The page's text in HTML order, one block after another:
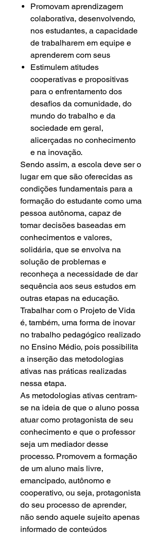
Promovam aprendizagem
colaborativa, desenvolvendo,
nos estudantes, a capacidade
de trabalharem em equipe e
aprenderem com seus
Estimulem atitudes
cooperativas e propositivas
para o enfrentamento dos
desafios da comunidade, do
mundo do trabalho e da
sociedade em geral,
alicerçadas no conhecimento
e na inovação.
Sendo assim, a escola deve ser o
lugar em que são oferecidas as
condições fundamentais para a
formação do estudante como uma
pessoa autônoma, capaz de
tomar decisões baseadas em
conhecimentos e valores,
solidária, que se envolva na
solução de problemas e
reconheça a necessidade de dar
sequência aos seus estudos em
outras etapas na educação.
Trabalhar com o Projeto de Vida
é, também, uma forma de inovar
no trabalho pedagógico realizado
no Ensino Médio, pois possibilita
a inserção das metodologias
ativas nas práticas realizadas
nessa etapa.
As metodologias ativas centram-
se na ideia de que o aluno possa
atuar como protagonista de seu
conhecimento e que o professor
seja um mediador desse
processo. Promovem a formação
de um aluno mais livre,
emancipado, autônomo e
cooperativo, ou seja, protagonista
do seu processo de aprender,
não sendo aquele sujeito apenas
informado de conteúdos